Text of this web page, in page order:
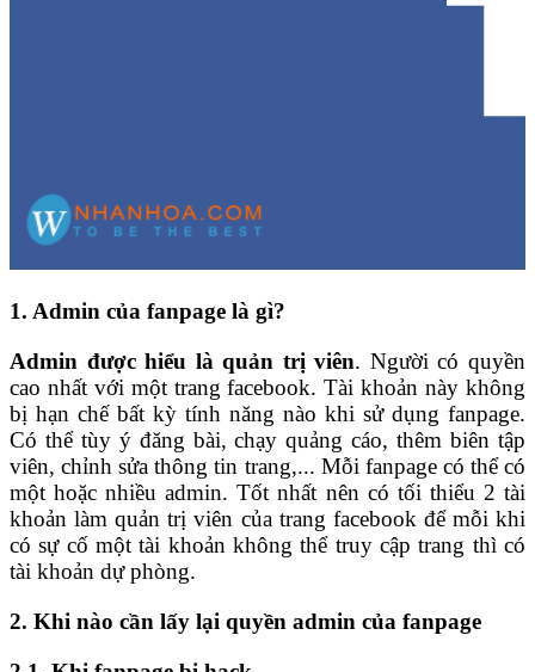
1. Admin của fanpage là gì?
Admin được hiểu là quản trị viên. Người có quyền
cao nhất với một trang facebook. Tài khoản này không
bị hạn chế bất kỳ tính năng nào khi sử dụng fanpage.
Có thể tùy ý đăng bài, chạy quảng cáo, thêm biên tập
viên, chỉnh sửa thông tin trang,... Mỗi fanpage có thể có
một hoặc nhiều admin. Tốt nhất nên có tối thiểu 2 tài
khoản làm quản trị viên của trang facebook để mỗi khi
có sự cố một tài khoản không thể truy cập trang thì có
tài khoản dự phòng.
2. Khi nào cần lấy lại quyền admin của fanpage